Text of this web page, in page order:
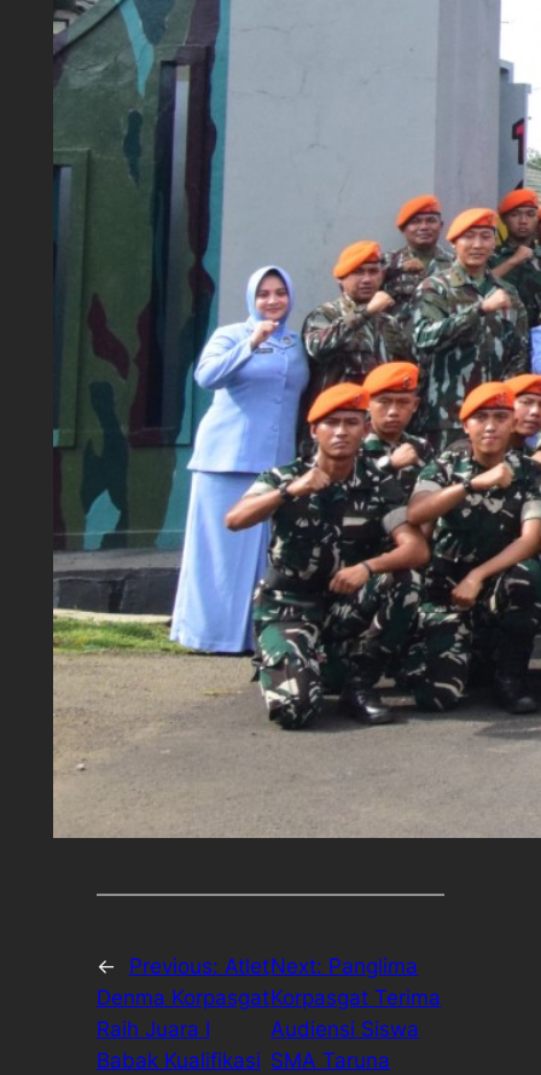
← Previous: Atlet
Denma Korpasgat
Raih Juara I
Babak Kualifikasi
Next: Panglima
Korpasgat Terima
Audiensi Siswa
SMA Taruna